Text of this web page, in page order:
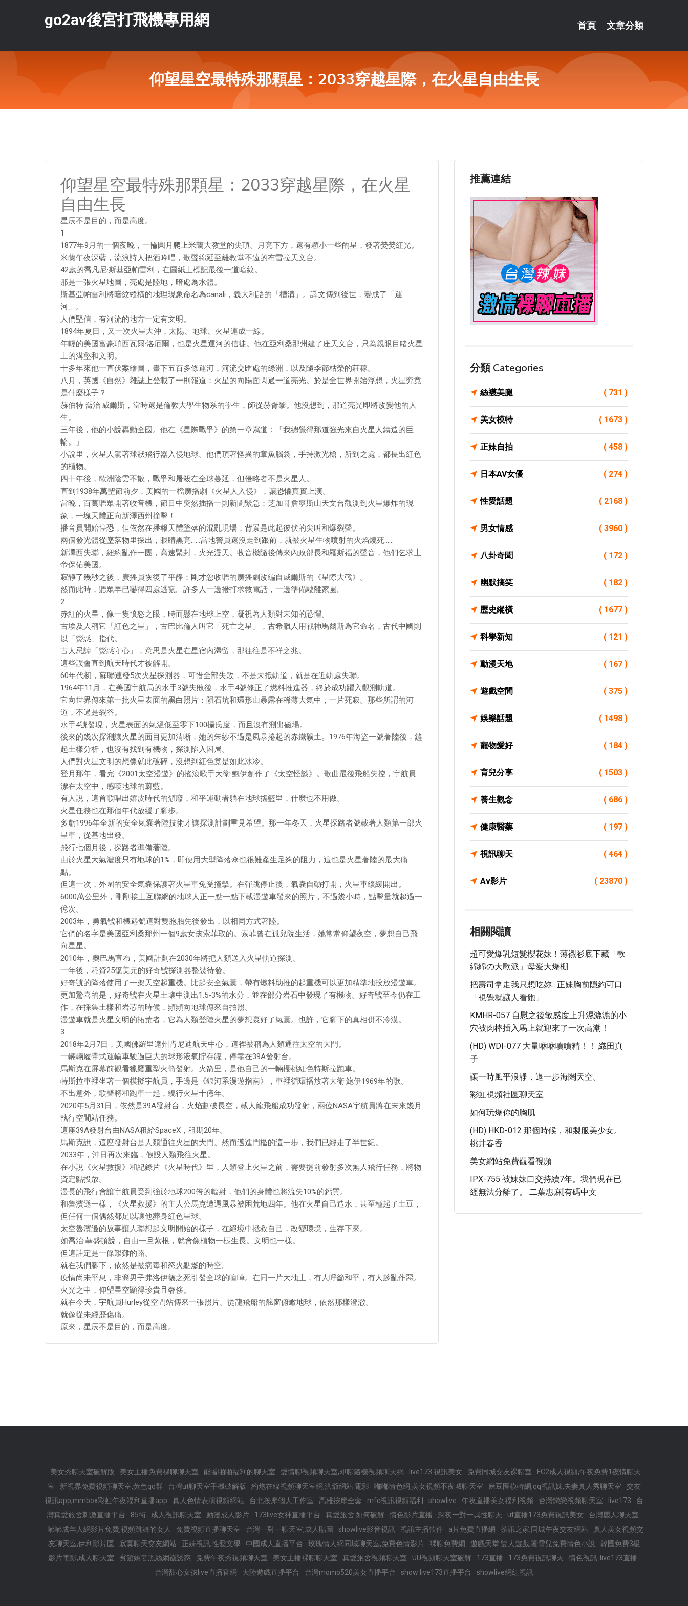
go2av後宮打飛機專用網 首頁 文章分類
仰望星空最特殊那顆星：2033穿越星際，在火星自由生長
仰望星空最特殊那顆星：2033穿越星際，在火星
自由生長
星辰不是目的，而是高度。
1
1877年9月的一個夜晚，一輪圓月爬上米蘭大教堂的尖頂。月亮下方，還有顆小一些的星，發著熒熒紅光。
米蘭午夜深藍，流浪詩人把酒吟唱，歌聲綿延至離教堂不遠的布雷拉天文台。
42歲的喬凡尼·斯基亞帕雷利，在圖紙上標記最後一道暗紋。
那是一張火星地圖，亮處是陸地，暗處為水體。
斯基亞帕雷利將暗紋縱橫的地理現象命名為canali，義大利語的「槽溝」。譯文傳到後世，變成了「運
河」。
人們堅信，有河流的地方一定有文明。
1894年夏日，又一次火星大沖，太陽、地球、火星連成一線。
年輕的美國富豪珀西瓦爾·洛厄爾，也是火星運河的信徒。他在亞利桑那州建了座天文台，只為親眼目睹火星
上的溝壑和文明。
十多年來他一直伏案繪圖，畫下五百多條運河，河流交匯處的綠洲，以及隨季節枯榮的莊稼。
八月，英國《自然》雜誌上登載了一則報道：火星的向陽面閃過一道亮光。於是全世界開始浮想，火星究竟
是什麼樣子？
赫伯特·喬治·威爾斯，當時還是倫敦大學生物系的學生，師從赫胥黎。他沒想到，那道亮光即將改變他的人
生。
三年後，他的小說轟動全國。他在《星際戰爭》的第一章寫道：「我總覺得那道強光來自火星人鑄造的巨
輪。」
小說里，火星人駕著球狀飛行器入侵地球。他們頂著怪異的章魚腦袋，手持激光槍，所到之處，都長出紅色
的植物。
四十年後，歐洲陰雲不散，戰爭和屠殺在全球蔓延，但侵略者不是火星人。
直到1938年萬聖節前夕，美國的一檔廣播劇《火星人入侵》，讓恐懼真實上演。
當晚，百萬聽眾開著收音機，節目中突然插播一則新聞緊急：芝加哥詹寧斯山天文台觀測到火星爆炸的現
象，一塊天體正向新澤西州撞擊！
播音員開始惶恐，但依然在播報天體墜落的混亂現場，背景是此起彼伏的尖叫和爆裂聲。
兩個發光體從墜落物里探出，眼睛黑亮……當地警員還沒走到跟前，就被火星生物噴射的火焰燒死……
新澤西失聯，紐約亂作一團，高速緊封，火光漫天。收音機隨後傳來內政部長和羅斯福的聲音，他們乞求上
帝保佑美國。
寂靜了幾秒之後，廣播員恢復了平靜：剛才您收聽的廣播劇改編自威爾斯的《星際大戰》。
然而此時，聽眾早已嚇得四處逃竄。許多人一邊撥打求救電話，一邊準備駛離家園。
2
赤紅的火星，像一隻憤怒之眼，時而懸在地球上空，凝視著人類對未知的恐懼。
古埃及人稱它「紅色之星」，古巴比倫人叫它「死亡之星」，古希臘人用戰神馬爾斯為它命名，古代中國則
以「熒惑」指代。
古人忌諱「熒惑守心」，意思是火星在星宿內滯留，那往往是不祥之兆。
這些誤會直到航天時代才被解開。
60年代初，蘇聯連發5次火星探測器，可惜全部失敗，不是未抵軌道，就是在近軌處失聯。
1964年11月，在美國宇航局的水手3號失敗後，水手4號修正了燃料推進器，終於成功躍入觀測軌道。
它向世界傳來第一批火星表面的黑白照片：隕石坑和環形山暴露在稀薄大氣中，一片死寂。那些所謂的河
道，不過是裂谷。
水手4號發現，火星表面的氣溫低至零下100攝氏度，而且沒有測出磁場。
後來的幾次探測讓火星的面目更加清晰，她的朱紗不過是風暴捲起的赤鐵礦土。1976年海盜一號著陸後，鏟
起土樣分析，也沒有找到有機物，探測陷入困局。
人們對火星文明的想像就此破碎，沒想到紅色竟是如此冰冷。
登月那年，看完《2001太空漫遊》的搖滾歌手大衛·鮑伊創作了《太空怪談》。歌曲最後飛船失控，宇航員
漂在太空中，感嘆地球的蔚藍。
有人說，這首歌唱出嬉皮時代的頹廢，和平運動者躺在地球搖籃里，什麼也不用做。
火星任務也在那個年代放緩了腳步。
多虧1996年全新的安全氣囊著陸技術才讓探測計劃重見希望。那一年冬天，火星探路者號載著人類第一部火
星車，從基地出發。
飛行七個月後，探路者準備著陸。
由於火星大氣濃度只有地球的1%，即便用大型降落傘也很難產生足夠的阻力，這也是火星著陸的最大痛
點。
但這一次，外圍的安全氣囊保護著火星車免受撞擊。在彈跳停止後，氣囊自動打開，火星車緩緩開出。
6000萬公里外，剛剛接上互聯網的地球人正一點一點下載漫遊車發來的照片，不過幾小時，點擊量就超過一
億次。
2003年，勇氣號和機遇號這對雙胞胎先後發出，以相同方式著陸。
它們的名字是美國亞利桑那州一個9歲女孩索菲取的。索菲曾在孤兒院生活，她常常仰望夜空，夢想自己飛
向星星。
2010年，奧巴馬宣布，美國計劃在2030年將把人類送入火星軌道探測。
一年後，耗資25億美元的好奇號探測器整裝待發。
好奇號的降落使用了一架天空起重機。比起安全氣囊，帶有燃料助推的起重機可以更加精準地投放漫遊車。
更加驚喜的是，好奇號在火星土壤中測出1.5-3%的水分，並在部分岩石中發現了有機物。好奇號至今仍在工
作，在採集土樣和岩芯的時候，頻頻向地球傳來自拍照。
漫遊車就是火星文明的拓荒者，它為人類登陸火星的夢想裹好了氣囊。也許，它腳下的真相併不冷漠。
3
2018年2月7日，美國佛羅里達州肯尼迪航天中心，這裡被稱為人類通往太空的大門。
一輛輛履帶式運輸車駛過巨大的球形液氧貯存罐，停靠在39A發射台。
馬斯克在屏幕前觀看獵鷹重型火箭發射。火箭里，是他自己的一輛櫻桃紅色特斯拉跑車。
特斯拉車裡坐著一個模擬宇航員，手邊是《銀河系漫遊指南》，車裡循環播放著大衛·鮑伊1969年的歌。
不出意外，歌聲將和跑車一起，繞行火星十億年。
2020年5月31日，依然是39A發射台，火焰劃破長空，載人龍飛船成功發射，兩位NASA宇航員將在未來幾月
執行空間站任務。
這座39A發射台由NASA租給SpaceX，租期20年。
馬斯克說，這座發射台是人類通往火星的大門。然而邁進門檻的這一步，我們已經走了半世紀。
2033年，沖日再次來臨，假設人類飛往火星。
在小說《火星救援》和紀錄片《火星時代》里，人類登上火星之前，需要提前發射多次無人飛行任務，將物
資定點投放。
漫長的飛行會讓宇航員受到強於地球200倍的輻射，他們的身體也將流失10%的鈣質。
和魯濱遜一樣，《火星救援》的主人公馬克遭遇風暴被困荒地四年。他在火星自己造水，甚至種起了土豆，
但任何一個偶然都足以讓他葬身紅色星球。
太空魯濱遜的故事讓人聯想起文明開始的樣子，在絕境中拯救自己，改變環境，生存下來。
如喬治·華盛頓說，自由一旦紮根，就會像植物一樣生長。文明也一樣。
但這註定是一條艱難的路。
就在我們腳下，依然是被病毒和怒火點燃的時空。
疫情尚未平息，非裔男子弗洛伊德之死引發全球的喧嘩。在同一片大地上，有人呼籲和平，有人趁亂作惡。
火光之中，仰望星空顯得珍貴且奢侈。
就在今天，宇航員Hurley從空間站傳來一張照片。從龍飛船的舷窗俯瞰地球，依然那樣澄澈。
就像從未經歷傷痛。
原來，星辰不是目的，而是高度。
推薦連結
分類 Categories
絲襪美腿 ( 731 )
美女模特 ( 1673 )
正妹自拍 ( 458 )
日本AV女優 ( 274 )
性愛話題 ( 2168 )
男女情感 ( 3960 )
八卦奇聞 ( 172 )
幽默搞笑 ( 182 )
歷史縱橫 ( 1677 )
科學新知 ( 121 )
動漫天地 ( 167 )
遊戲空間 ( 375 )
娛樂話題 ( 1498 )
寵物愛好 ( 184 )
育兒分享 ( 1503 )
養生觀念 ( 686 )
健康醫藥 ( 197 )
視訊聊天 ( 464 )
Av影片 ( 23870 )
相關閱讀
超可愛爆乳短髮櫻花妹！薄襯衫底下藏「軟
綿綿の大歐派」母愛大爆棚
把壽司拿走我只想吃妳…正妹胸前隱約可口
「視覺就讓人看飽」
KMHR-057 自慰之後敏感度上升濕漉漉的小
穴被肉棒插入馬上就迎來了一次高潮！
(HD) WDI-077 大量咻咻噴噴精！！ 織田真
子
讓一時風平浪靜，退一步海闊天空。
彩虹視頻社區聊天室
如何玩爆你的胸肌
(HD) HKD-012 那個時候，和製服美少女。
桃井春香
美女網站免費觀看視頻
IPX-755 被妹妹口交持續7年。我們現在已
經無法分離了。 二葉惠麻[有碼中文
美女秀聊天室破解版 美女主播免費祼聊聊天室 能看啪啪福利的聊天室 愛情聊視頻聊天室,即聊隨機視頻聊天網 live173 視訊美女 免費同城交友裸聊室
FC2成人視頻,午夜免費1夜情聊天
室
新視界免費視頻聊天室,黃色qq群 台灣ut聊天室手機破解版 約炮在線視頻聊天室網,洪爺網站 電影 嘟嘟情色網,美女視頻不夜城聊天室 麻豆圈模特網,qq視訊妹,夫妻真人秀聊天室
交友
視訊app,mmbox彩虹午夜福利直播app
真人色情表演視頻網站 台北按摩個人工作室 高雄按摩全套 mfc視訊視頻福利 showlive 午夜直播美女福利視頻 台灣戀戀視頻聊天室 live173
台
灣真愛旅舍刺激直播平台
85街 成人視訊聊天室 動漫成人影片 173live女神直播平台 真愛旅舍 如何破解 情色影片直播 深夜一對一異性聊天 ut直播173免費視訊美女
台灣麗人聊天室
嘟嘟成年人網影片免費,視頻跳舞的女人
免費視頻直播聊天室 台灣一對一聊天室,成人貼圖 showlive影音視訊 視訊主播軟件 a片免費直播網 茶訊之家,同城午夜交友網站
真人美女視頻交
友聊天室,伊利影片區
寂寞聊天交友網站 正妹視訊,性愛文學 中國成人直播平台 玫瑰情人網同城聊天室,免費色情影片 裸聊免費網 遊戲天堂 雙人遊戲,蜜雪兒免費情色小說
韓國免費3級
影片電影,成人聊天室
賓館嬌妻黑絲網襪誘惑 免費午夜秀視頻聊天室 美女主播裸聊聊天室 真愛旅舍視頻聊天室 UU視頻聊天室破解 173直播 173免費視訊聊天
情色視訊-live173直播
台灣甜心女孩live直播官網
大陸遊戲直播平台 台灣momo520美女直播平台 show live173直播平台 showlive網紅視訊